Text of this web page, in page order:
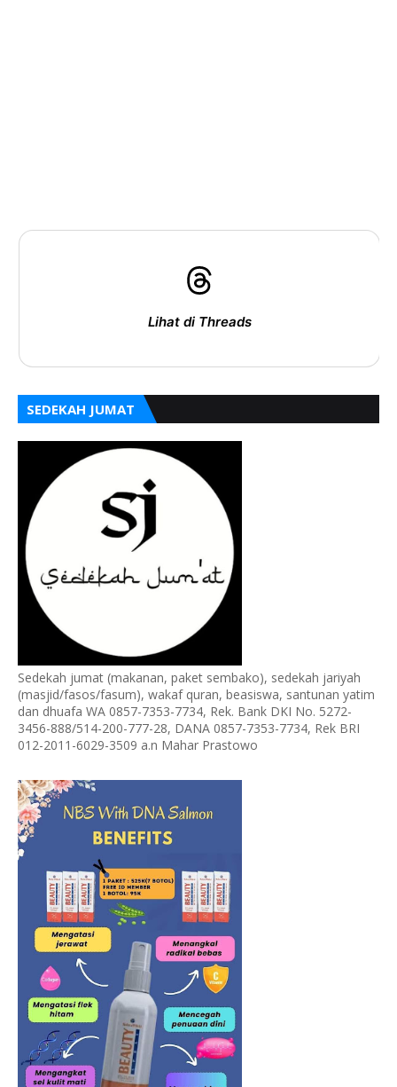
Lihat di Threads
SEDEKAH JUMAT
Sedekah jumat (makanan, paket sembako), sedekah jariyah
(masjid/fasos/fasum), wakaf quran, beasiswa, santunan yatim
dan dhuafa WA 0857-7353-7734, Rek. Bank DKI No. 5272-
3456-888/514-200-777-28, DANA 0857-7353-7734, Rek BRI
012-2011-6029-3509 a.n Mahar Prastowo